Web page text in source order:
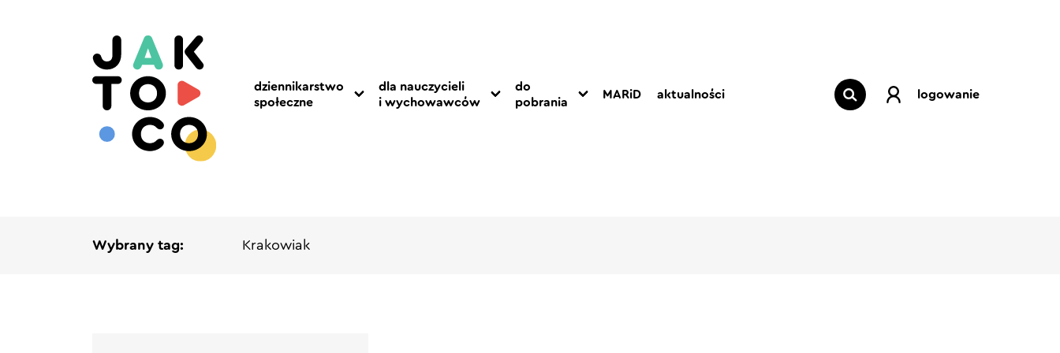
dziennikarstwo
społeczne
dla nauczycieli
i wychowawców
do
pobrania
MARiD aktualności logowanie
Wybrany tag: Krakowiak